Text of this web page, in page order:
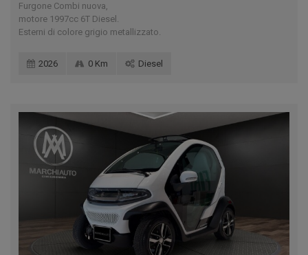
Furgone Combi nuova,
motore 1997cc 6T Diesel.
Esterni di colore grigio metallizzato.
2026 0 Km Diesel